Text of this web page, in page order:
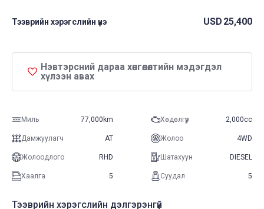
Тээврийн хэрэгслийн үнэ USD 25,400
Нэвтэрсний дараа хөнгөлөлтийн мэдэгдэл
хүлээн авах
Миль 77,000km Хөдөлгүүр 2,000cc
Дамжуулагч AT Жолоо 4WD
Жолоодлого RHD Шатахуун DIESEL
Хаалга 5 Суудал 5
Тээврийн хэрэгслийн дэлгэрэнгүй